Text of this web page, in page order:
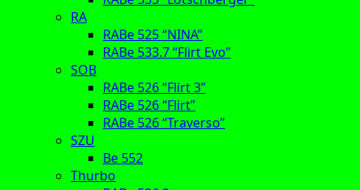
RA
RABe 525 “NINA”
RABe 533.7 “Flirt Evo”
SOB
RABe 526 “Flirt 3”
RABe 526 “Flirt”
RABe 526 “Traverso”
SZU
Be 552
Thurbo